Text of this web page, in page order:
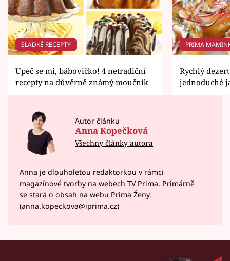
SLADKÉ RECEPTY
Upeč se mi, bábovičko! 4 netradiční
recepty na důvěrně známý moučník
PRIMA
Rychlý
jednoduché
Autor článku
Anna Kopečková
Všechny články autora
Anna je dlouholetou redaktorkou v rámci
magazínové tvorby na webech TV Prima. Primárně
se stará o obsah na webu Prima Ženy.
(anna.kopeckova@iprima.cz)